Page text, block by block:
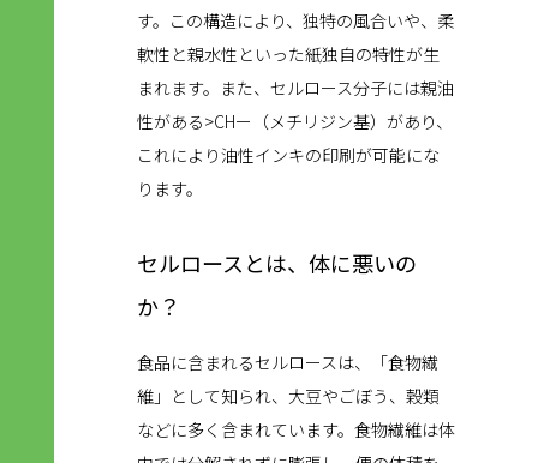
す。この構造により、独特の風合いや、柔
軟性と親水性といった紙独自の特性が生
まれます。また、セルロース分子には親油
性がある>CHー（メチリジン基）があり、
これにより油性インキの印刷が可能にな
ります。
セルロースとは、体に悪いの
か？
食品に含まれるセルロースは、「食物繊
維」として知られ、大豆やごぼう、穀類
などに多く含まれています。食物繊維は体